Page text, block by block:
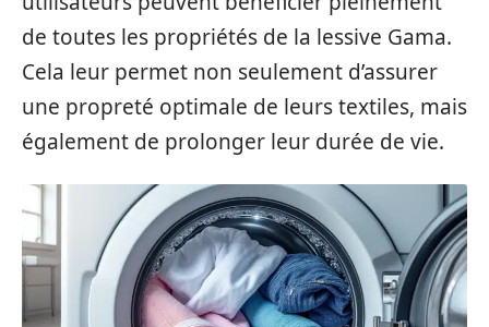
de toutes les propriétés de la lessive Gama.
Cela leur permet non seulement d’assurer
une propreté optimale de leurs textiles, mais
également de prolonger leur durée de vie.